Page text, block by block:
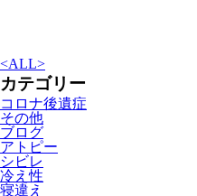
<ALL>
カテゴリー
コロナ後遺症
その他
ブログ
アトピー
シビレ
冷え性
寝違え